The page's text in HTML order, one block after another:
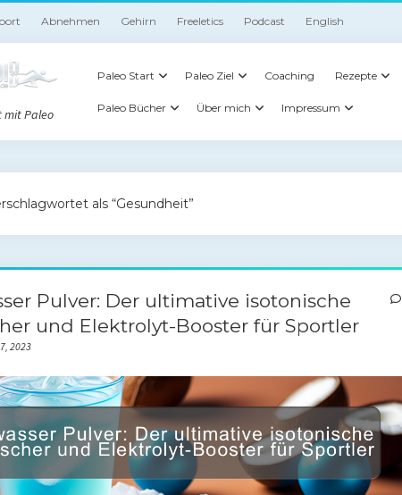
Abnehmen Gehirn Freeletics Podcast English
mit Paleo
Paleo Start Paleo Ziel Coaching Rezepte
Paleo Bücher Über mich Impressum
als “Gesundheit”
Pulver: Der ultimative isotonische
und Elektrolyt-Booster für Sportler
2023